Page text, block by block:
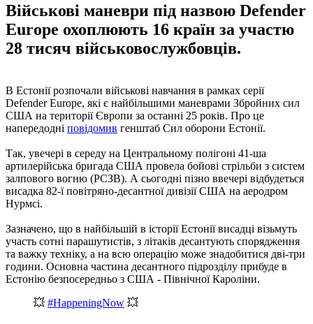
Військові маневри під назвою Defender
Europe охоплюють 16 країн за участю
28 тисяч військовослужбовців.
В Естонії розпочали військові навчання в рамках серії
Defender Europe, які є найбільшими маневрами Збройних сил
США на території Європи за останні 25 років. Про це
напередодні повідомив генштаб Сил оборони Естонії.
Так, увечері в середу на Центральному полігоні 41-ша
артилерійська бригада США провела бойові стрільби з систем
залпового вогню (РСЗВ). А сьогодні пізно ввечері відбудеться
висадка 82-ї повітряно-десантної дивізії США на аеродром
Нурмсі.
Зазначено, що в найбільшій в історії Естонії висадці візьмуть
участь сотні парашутистів, з літаків десантують спорядження
та важку техніку, а на всю операцію може знадобитися дві-три
години. Основна частина десантного підрозділу прибуде в
Естонію безпосередньо з США - Північної Кароліни.
💥 #HappeningNow 💥